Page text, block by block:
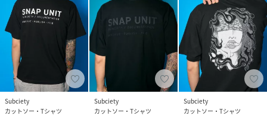
Subciety
カットソー・Tシャツ
Subciety
カットソー・Tシャツ
Subciety
カットソー・Tシャツ